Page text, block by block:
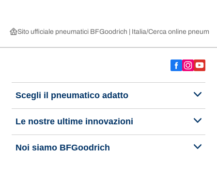
Sito ufficiale pneumatici BFGoodrich | Italia Cerca online
Scegli il pneumatico adatto
Le nostre ultime innovazioni
Noi siamo BFGoodrich